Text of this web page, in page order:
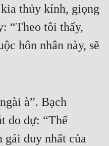
thủy kính, giọng
“Theo tôi thấy,
hôn nhân này, sẽ
à”. Bạch
do dự: “Thế
gái duy nhất của